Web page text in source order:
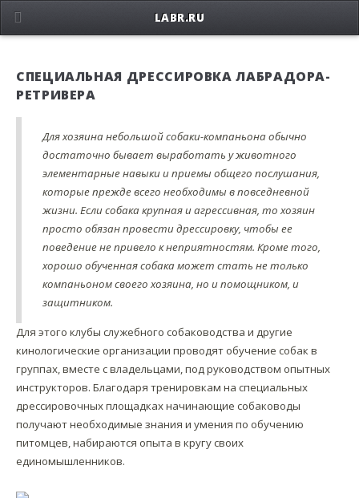
СПЕЦИАЛЬНАЯ ДРЕССИРОВКА ЛАБРАДОРА-
РЕТРИВЕРА
Для хозяина небольшой собаки-компаньона обычно
достаточно бывает выработать у животного
элементарные навыки и приемы общего послушания,
которые прежде всего необходимы в повседневной
жизни. Если собака крупная и агрессивная, то хозяин
просто обязан провести дрессировку, чтобы ее
поведение не привело к неприятностям. Кроме того,
хорошо обученная собака может стать не только
компаньоном своего хозяина, но и помощником, и
защитником.
Для этого клубы служебного собаководства и другие
кинологические организации проводят обучение собак в
группах, вместе с владельцами, под руководством опытных
инструкторов. Благодаря тренировкам на специальных
дрессировочных площадках начинающие собаководы
получают необходимые знания и умения по обучению
питомцев, набираются опыта в кругу своих
единомышленников.
LABR.RU